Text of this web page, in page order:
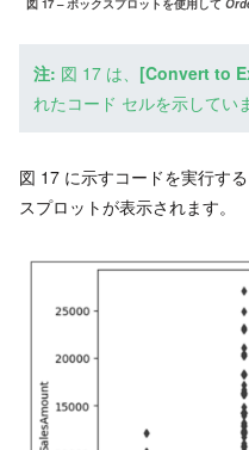
注: 図 17 は、 [Convert to
れたコード セルを示してい
図 17 に示すコードを実行す
スプロットが表示されます。